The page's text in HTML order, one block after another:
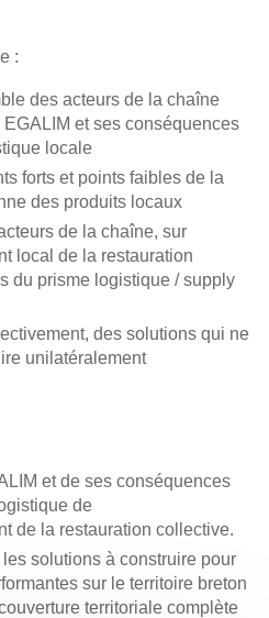
:
des acteurs de la chaîne
et ses conséquences
locale
forts et points faibles de la
des produits locaux
de la chaîne, sur
local de la restauration
du prisme logistique / supply
des solutions qui ne
unilatéralement
et de ses conséquences
de
de la restauration collective.
solutions à construire pour
sur le territoire breton
territoriale complète